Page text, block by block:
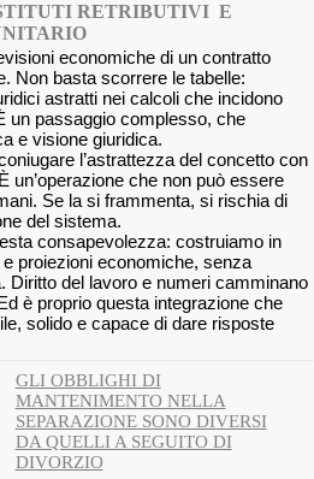
RETRIBUTIVI E
economiche di un contratto
Non basta scorrere le tabelle:
astratti nei calcoli che incidono
un passaggio complesso, che
e visione giuridica.
l’astrattezza del concetto con
un’operazione che non può essere
Se la si frammenta, si rischia di
del sistema.
consapevolezza: costruiamo in
proiezioni economiche, senza
Diritto del lavoro e numeri camminano
è proprio questa integrazione che
solido e capace di dare risposte
GLI OBBLIGHI DI
MANTENIMENTO NELLA
SEPARAZIONE SONO DIVERSI
DA QUELLI A SEGUITO DI
DIVORZIO